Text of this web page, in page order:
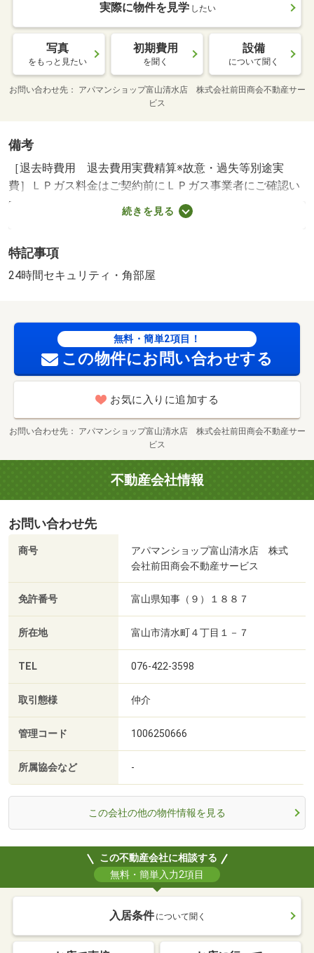
実際に物件を見学 したい
写真
をもっと見たい
初期費用
を聞く
設備
について聞く
お問い合わせ先
アパマンショップ富山清水店 株式会社前田商会不動産サー
ビス
備考
［退去時費用 退去費用実費精算※故意・過失等別途実
費］ＬＰガス料金はご契約前にＬＰガス事業者にご確認い
ただけます。 ルームクリーニング料金に、エアコンクリ
ーニング費用を含みます。法人契約とする場合、個人負担
証会社利用必須 株式会社イントラスト 機関保証加入必
須。初回保証料３５０００円、月額保証料賃料等総額の
ｍ 病院・６４１ｍ ／加盟団体名：（公社）富山県宅地
建物取引協会 公取協名：北陸不動産公正取引協議会加盟/
室内清掃費用 77000円/Ｄ－ｒｏｏｍＣａｒｄ 16500円/Ｉ
Ｃロック電池（初回 2750円
続きを見る
特記事項
24時間セキュリティ・角部屋
無料・簡単2項目！
この物件にお問い合わせする
お気に入りに追加する
お問い合わせ先
アパマンショップ富山清水店 株式会社前田商会不動産サー
ビス
不動産会社情報
お問い合わせ先
商号
アパマンショップ富山清水店 株式
会社前田商会不動産サービス
免許番号 富山県知事（９）１８８７
所在地 富山市清水町４丁目１－７
TEL 076-422-3598
取引態様 仲介
管理コード 1006250666
所属協会など -
この会社の他の物件情報を見る
この不動産会社に相談する
無料・簡単入力2項目
入居条件 について聞く